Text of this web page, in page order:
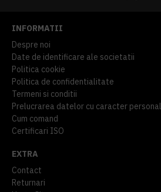
INFORMATII
Despre noi
Date de identificare ale societatii
Politica cookie
Politica de confidentialitate
Termeni si conditii
Prelucrarea datelor cu caracter personal
Cum comand
Certificari ISO
EXTRA
Contact
Returnari